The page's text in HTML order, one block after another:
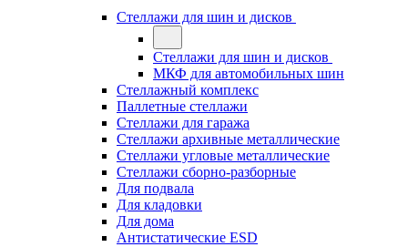
Стеллажи для шин и дисков
Стеллажи для шин и дисков
МКФ для автомобильных шин
Стеллажный комплекс
Паллетные стеллажи
Стеллажи для гаража
Стеллажи архивные металлические
Стеллажи угловые металлические
Стеллажи сборно-разборные
Для подвала
Для кладовки
Для дома
Антистатические ESD